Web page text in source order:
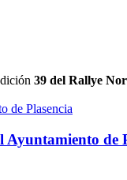
39 del Rallye
de